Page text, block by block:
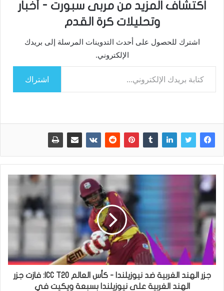
اكتشاف المزيد من مربى سبورت - أخبار
وتحليلات كرة القدم
اشترك للحصول على أحدث التدوينات المرسلة إلى بريدك
الإلكتروني.
كتابة بريدك الإلكتروني...
اشتراك
جزر الهند الغربية ضد نيوزيلندا - كأس العالم ICC T20: فازت جزر
الهند الغربية على نيوزيلندا بسبعة ويكيت في